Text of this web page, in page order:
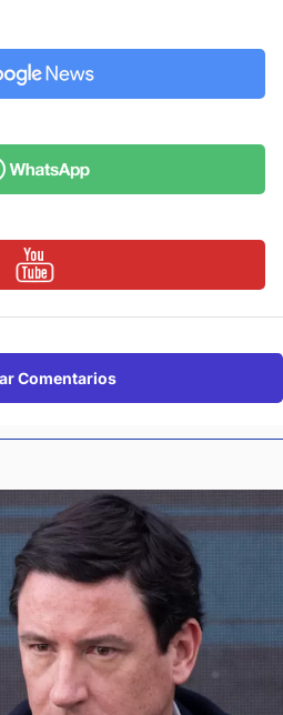
Comentarios